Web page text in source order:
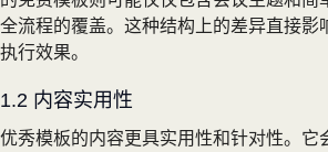
全流程的覆盖。这种结构上的差异直接影
执行效果。
1.2 内容实用性
优秀模板的内容更具实用性和针对性。它